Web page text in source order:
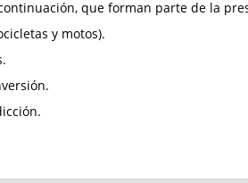
que forman parte de la
y motos).